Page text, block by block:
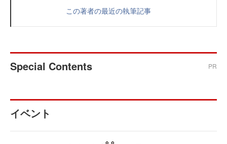
この著者の最近の執筆記事
Special Contents PR
イベント